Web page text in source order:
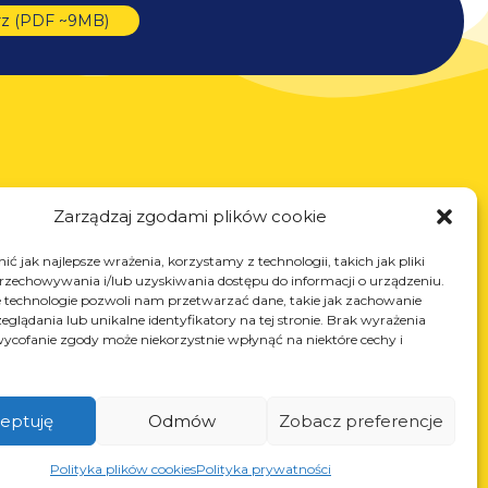
Zarządzaj zgodami plików cookie
jak najlepsze wrażenia, korzystamy z technologii, takich jak pliki
i/lub uzyskiwania dostępu do informacji o urządzeniu.
technologie pozwoli nam przetwarzać dane, takie jak zachowanie
lub unikalne identyfikatory na tej stronie. Brak wyrażenia
zgody może niekorzystnie wpłynąć na niektóre cechy i
Odmów Zobacz preferencje
Polityka plików cookiesPolityka prywatności
(PDF ~9MB)
Malowanie proszkowe
Spawanie automatyczne i manualne